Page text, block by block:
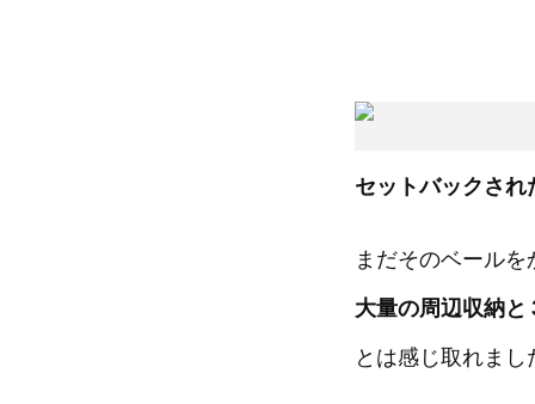
セットバックさ
まだそのベール
大量の周辺収納
とは感じ取れまし